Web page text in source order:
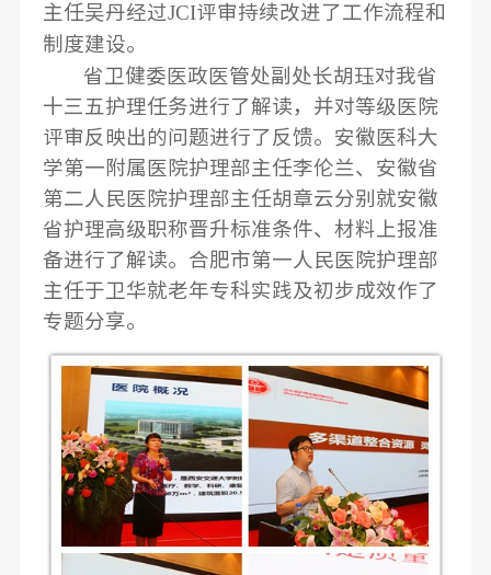
主任吴丹经过JCI评审持续改进了工作流程和
制度建设。
省卫健委医政医管处副处长胡珏对我省
十三五护理任务进行了解读，并对等级医院
评审反映出的问题进行了反馈。安徽医科大
学第一附属医院护理部主任李伦兰、安徽省
第二人民医院护理部主任胡章云分别就安徽
省护理高级职称晋升标准条件、材料上报准
备进行了解读。合肥市第一人民医院护理部
主任于卫华就老年专科实践及初步成效作了
专题分享。